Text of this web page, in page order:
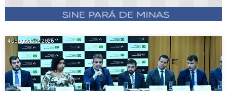
4 de agosto de 2026